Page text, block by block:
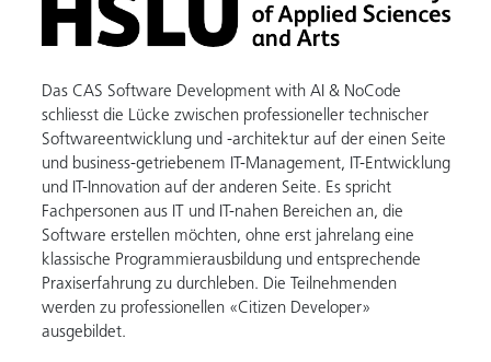
Das CAS Software Development with AI & NoCode
schliesst die Lücke zwischen professioneller technischer
Softwareentwicklung und -architektur auf der einen Seite
und business-getriebenem IT-Management, IT-Entwicklung
und IT-Innovation auf der anderen Seite. Es spricht
Fachpersonen aus IT und IT-nahen Bereichen an, die
Software erstellen möchten, ohne erst jahrelang eine
klassische Programmierausbildung und entsprechende
Praxiserfahrung zu durchleben. Die Teilnehmenden
werden zu professionellen «Citizen Developer»
ausgebildet.